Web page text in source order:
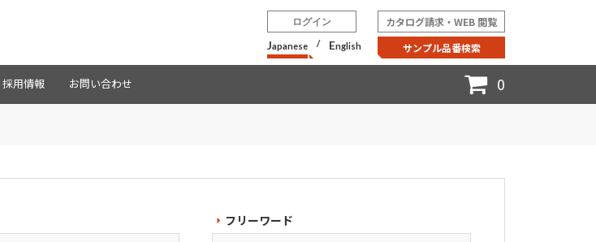
ログイン
Japanese / English
カタログ請求・WEB 閲覧
サンプル品番検索
採用情報 お問い合わせ 0
フリーワード